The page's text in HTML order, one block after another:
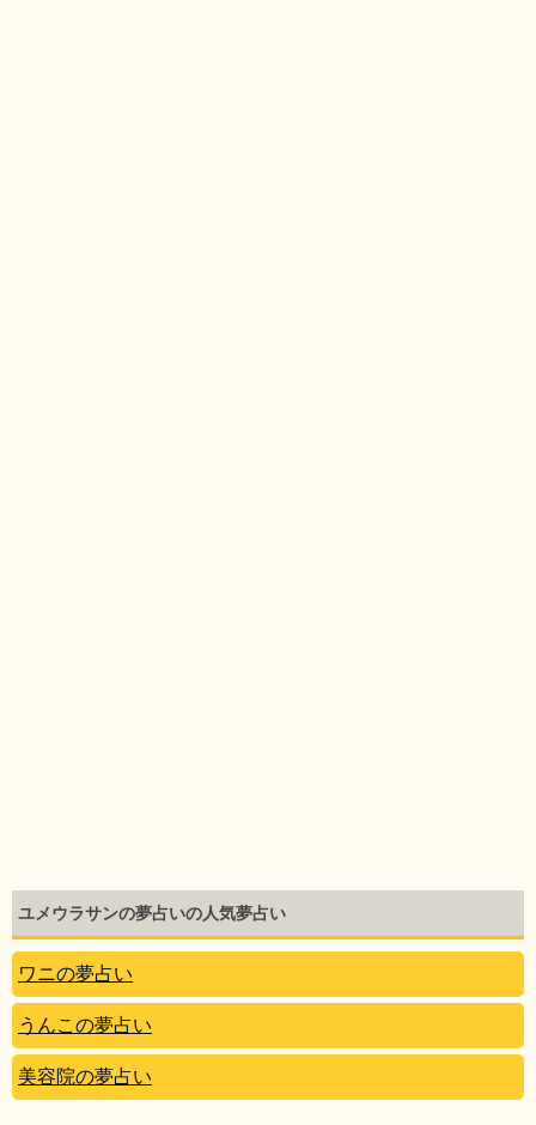
ユメウラサンの夢占いの人気夢占い
ワニの夢占い
うんこの夢占い
美容院の夢占い